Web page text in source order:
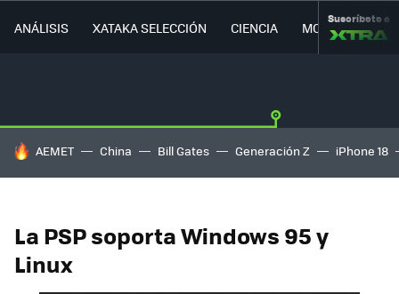
ANÁLISIS XATAKA SELECCIÓN CIENCIA MOVILIDAD
Suscríbete a
HOY SE HABLA DE
AEMET China Bill Gates Generación Z iPhone 18
La PSP soporta Windows 95 y
Linux